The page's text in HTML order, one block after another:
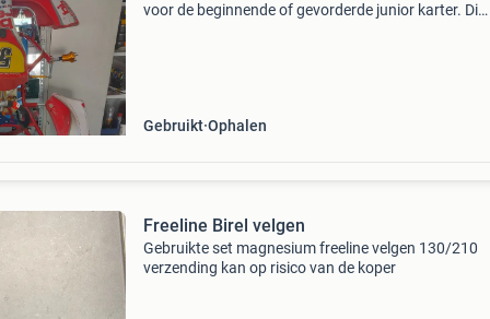
voor de beginnende of gevorderde junior karter. Dit
Gebruikt Ophalen
Freeline Birel velgen
Gebruikte set magnesium freeline velgen 130/210
verzending kan op risico van de koper